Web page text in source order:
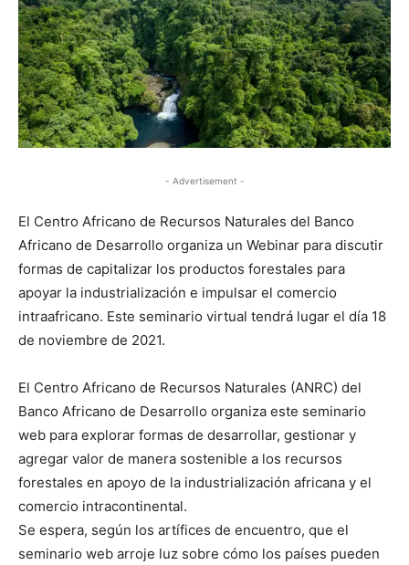
- Advertisement -
El Centro Africano de Recursos Naturales del Banco
Africano de Desarrollo organiza un Webinar para discutir
formas de capitalizar los productos forestales para
apoyar la industrialización e impulsar el comercio
intraafricano. Este seminario virtual tendrá lugar el día 18
de noviembre de 2021.
El Centro Africano de Recursos Naturales (ANRC) del
Banco Africano de Desarrollo organiza este seminario
web para explorar formas de desarrollar, gestionar y
agregar valor de manera sostenible a los recursos
forestales en apoyo de la industrialización africana y el
comercio intracontinental.
Se espera, según los artífices de encuentro, que el
seminario web arroje luz sobre cómo los países pueden